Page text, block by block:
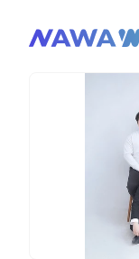
NAWA 비디오